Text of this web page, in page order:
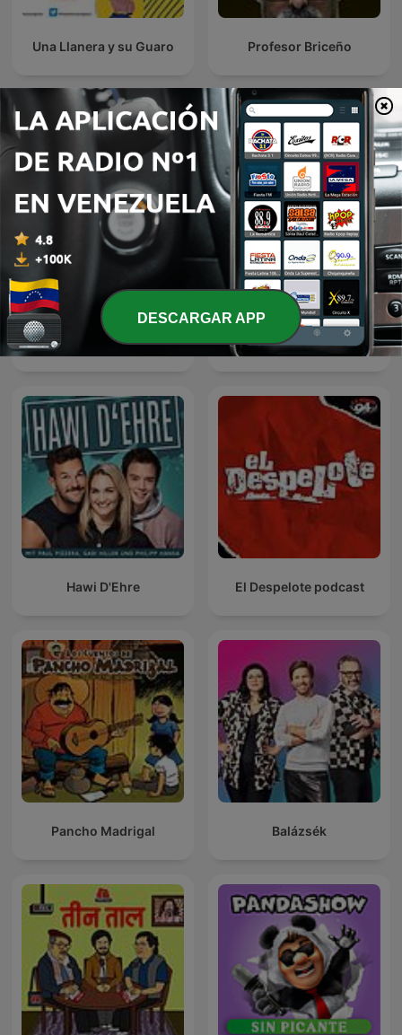
Una Llanera y su Guaro Profesor Briceño
Más podcasts internacionales de Comedia
Les Grosses Têtes
James O'Brien's Mystery
Hour
Hawi D'Ehre El Despelote podcast
Pancho Madrigal Balázsék
DESCARGAR APP